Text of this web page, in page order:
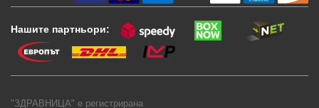
Нашите партньори:
"ЗДРАВНИЦА" е регистрирана